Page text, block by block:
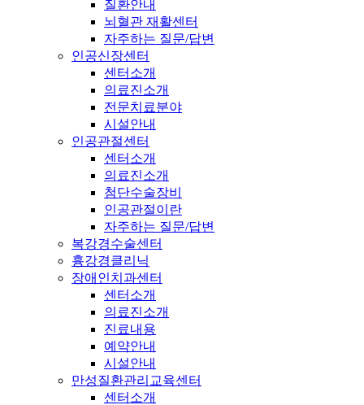
질환안내
뇌혈관 재활센터
자주하는 질문/답변
인공신장센터
센터소개
의료진소개
전문치료분야
시설안내
인공관절센터
센터소개
의료진소개
첨단수술장비
인공관절이란
자주하는 질문/답변
복강경수술센터
흉강경클리닉
장애인치과센터
센터소개
의료진소개
진료내용
예약안내
시설안내
만성질환관리교육센터
센터소개